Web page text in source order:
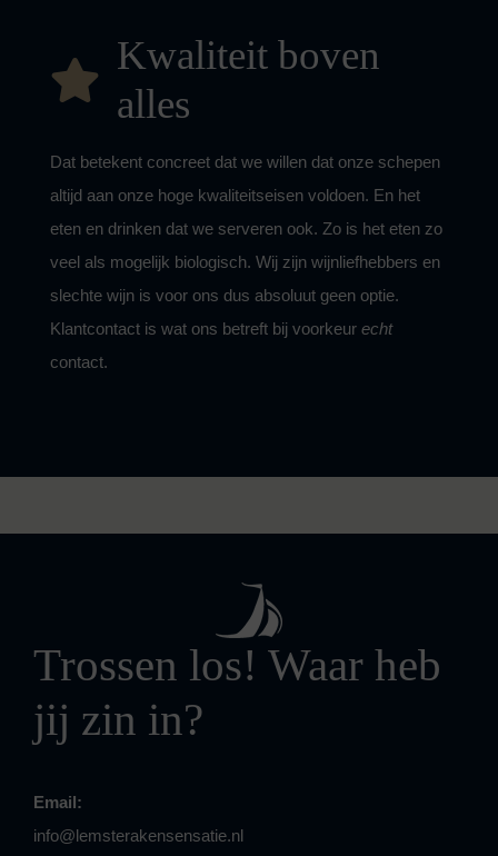
Kwaliteit boven
alles
Dat betekent concreet dat we willen dat onze schepen
altijd aan onze hoge kwaliteitseisen voldoen. En het
eten en drinken dat we serveren ook. Zo is het eten zo
veel als mogelijk biologisch. Wij zijn wijnliefhebbers en
slechte wijn is voor ons dus absoluut geen optie.
Klantcontact is wat ons betreft bij voorkeur echt
contact.
Trossen los! Waar heb
jij zin in?
Email:
info@lemsterakensensatie.nl